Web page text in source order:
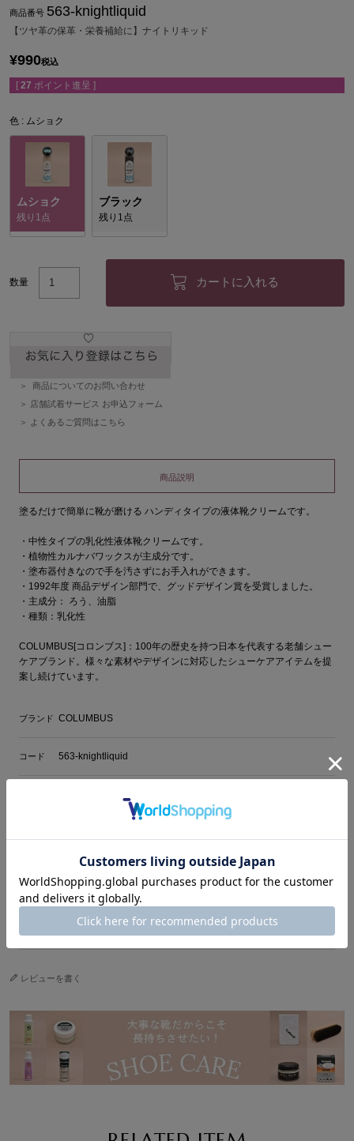
商品番号 563-knightliquid
【ツヤ革の保革・栄養補給に】ナイトリキッド
¥990税込
[ 27 ポイント進呈 ]
色 ムショク
ムショク
残り1点
ブラック
残り1点
数量 カートに入れる
商品についてのお問い合わせ
店舗試着サービス お申込フォーム
よくあるご質問はこちら
商品説明
塗るだけで簡単に靴が磨ける ハンディタイプの液体靴クリームです。
・中性タイプの乳化性液体靴クリームです。
・植物性カルナバワックスが主成分です。
・塗布器付きなので手を汚さずにお手入れができます。
・1992年度 商品デザイン部門で、グッドデザイン賞を受賞しました。
・主成分： ろう、油脂
・種類：乳化性
COLUMBUS[コロンブス]：100年の歴史を持つ日本を代表する老舗シュー
ケアブランド。様々な素材やデザインに対応したシューケアアイテムを提
案し続けています。
ブランド COLUMBUS
コード 563-knightliquid
使用上の
注意
・お子さまの手の届かないところに保管してください。
万一飲み込んだ場合は水を飲ませるなどの応急処置をし、医師
にご相談ください。
・認知症の方などの誤飲を防ぐため、置き場所に注意してくださ
レビューを書く